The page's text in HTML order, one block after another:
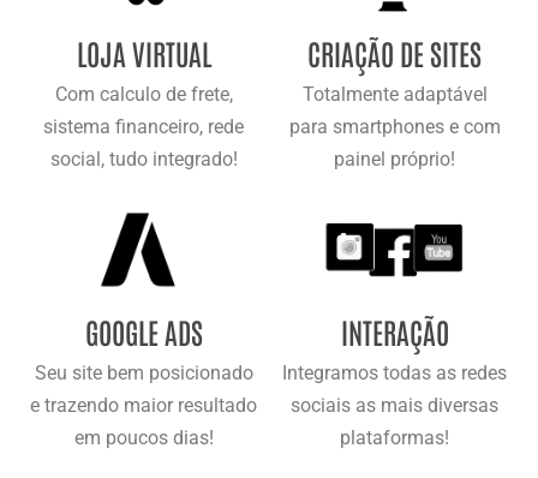
LOJA VIRTUAL
Com calculo de frete,
sistema financeiro, rede
social, tudo integrado!
CRIAÇÃO DE SITES
Totalmente adaptável
para smartphones e com
painel próprio!
GOOGLE ADS
Seu site bem posicionado
e trazendo maior resultado
em poucos dias!
INTERAÇÃO
Integramos todas as redes
sociais as mais diversas
plataformas!